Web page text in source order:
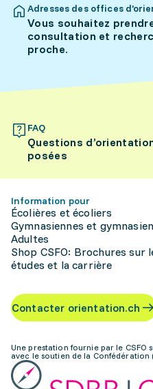
Adresses des offices
Vous souhaitez
consultation et
proche.
FAQ
Questions
posées
Information pour
Écolières et écoliers
Gymnasiennes et
Adultes
Shop CSFO: Brochures sur
études et la carrière
Contacter orientation.ch
Une prestation fournie par le CSFO
avec le soutien de la Confédération